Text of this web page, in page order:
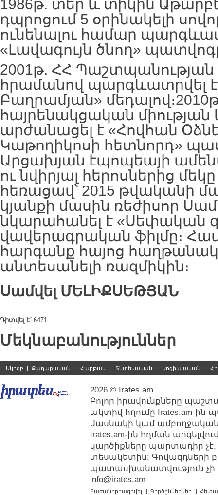
1986թ. տեր և տիկին
դպրոցում 5 օրինակելի
ունենալու համար
«Լավագույն ծնող»
2001թ. ՀՀ
հրամանով պարգևատրվել
Բաղրամյան»
հայրենակցական միության
արժանացել է «Հովհան
Կաթողիկոսի հետնորդ»
Արցախյան էպոպեայի
ու նվիրյալ հերոսներից
հեռացավ՝ 2015 թվականի
կյանքի մասին ռեժիսոր
նկարահանել է «Սեփական
վավերագրական ֆիլմը։
հարգանք հայոց
անտեսանելի ռազմիկին։
Սամվել ՄԵԼԻՔՍԵԹՅԱՆ
Դիտվել է՝6471
Մեկնաբանություններ
Սկիզբ | Քաղաքական | Հարթակ | Տնտեսական | Սոցիալական |
2026 © Irates.am
Բոլոր իրավունքները
ակտիվ հղումը Irates.am-ին
մասնակի կամ
Irates.am-ին հղման
կարծիքները պարտադիր չէ,
տեսակետին: Գովազդների
պատասխանատվություն չի
info@irates.am
Բաժանորդագրվել | Գործընկերներ |